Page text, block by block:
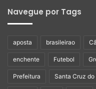
Navegue por Tags
aposta brasileirao
enchente Futebol
Prefeitura Santa Cruz do